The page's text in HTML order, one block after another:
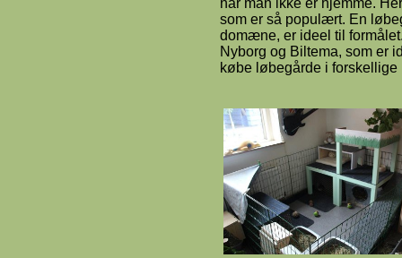
som er så populært. En
domæne, er ideel til
Nyborg og Biltema, som er
købe løbegårde i